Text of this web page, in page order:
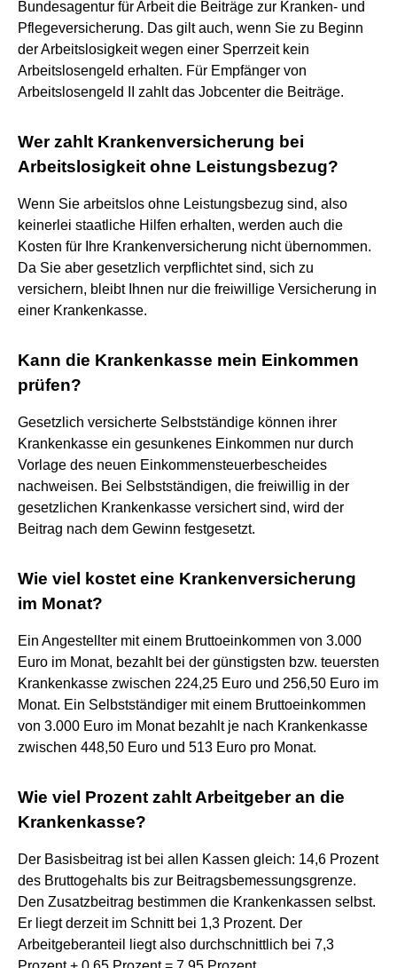
Bundesagentur für Arbeit die Beiträge zur Kranken- und
Pflegeversicherung. Das gilt auch, wenn Sie zu Beginn
der Arbeitslosigkeit wegen einer Sperrzeit kein
Arbeitslosengeld erhalten. Für Empfänger von
Arbeitslosengeld II zahlt das Jobcenter die Beiträge.
Wer zahlt Krankenversicherung bei
Arbeitslosigkeit ohne Leistungsbezug?
Wenn Sie arbeitslos ohne Leistungsbezug sind, also
keinerlei staatliche Hilfen erhalten, werden auch die
Kosten für Ihre Krankenversicherung nicht übernommen.
Da Sie aber gesetzlich verpflichtet sind, sich zu
versichern, bleibt Ihnen nur die freiwillige Versicherung in
einer Krankenkasse.
Kann die Krankenkasse mein Einkommen
prüfen?
Gesetzlich versicherte Selbstständige können ihrer
Krankenkasse ein gesunkenes Einkommen nur durch
Vorlage des neuen Einkommensteuerbescheides
nachweisen. Bei Selbstständigen, die freiwillig in der
gesetzlichen Krankenkasse versichert sind, wird der
Beitrag nach dem Gewinn festgesetzt.
Wie viel kostet eine Krankenversicherung
im Monat?
Ein Angestellter mit einem Bruttoeinkommen von 3.000
Euro im Monat, bezahlt bei der günstigsten bzw. teuersten
Krankenkasse zwischen 224,25 Euro und 256,50 Euro im
Monat. Ein Selbstständiger mit einem Bruttoeinkommen
von 3.000 Euro im Monat bezahlt je nach Krankenkasse
zwischen 448,50 Euro und 513 Euro pro Monat.
Wie viel Prozent zahlt Arbeitgeber an die
Krankenkasse?
Der Basisbeitrag ist bei allen Kassen gleich: 14,6 Prozent
des Bruttogehalts bis zur Beitragsbemessungsgrenze.
Den Zusatzbeitrag bestimmen die Krankenkassen selbst.
Er liegt derzeit im Schnitt bei 1,3 Prozent. Der
Arbeitgeberanteil liegt also durchschnittlich bei 7,3